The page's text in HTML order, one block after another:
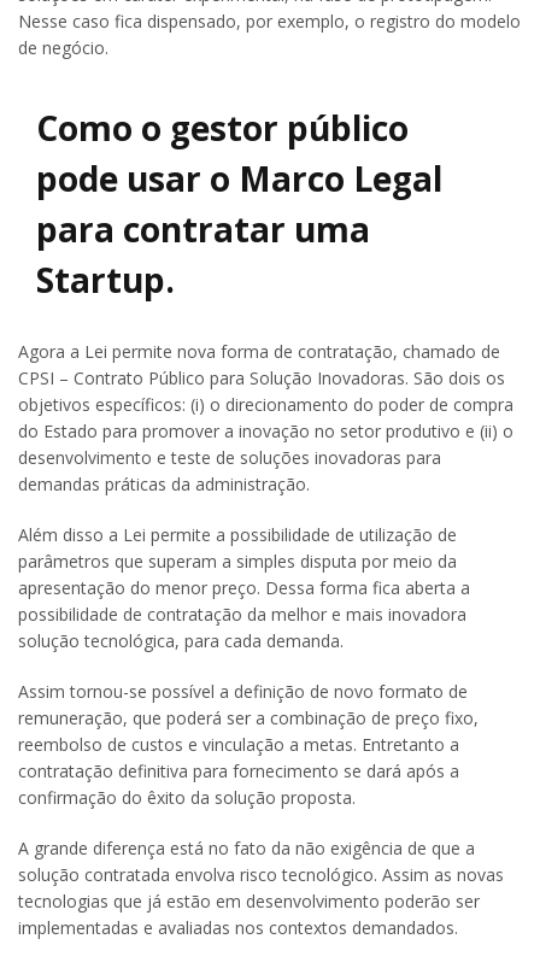
Nesse caso fica dispensado, por exemplo, o registro do modelo
de negócio.
Como o gestor público
pode usar o Marco Legal
para contratar uma
Startup.
Agora a Lei permite nova forma de contratação, chamado de
CPSI – Contrato Público para Solução Inovadoras. São dois os
objetivos específicos: (i) o direcionamento do poder de compra
do Estado para promover a inovação no setor produtivo e (ii) o
desenvolvimento e teste de soluções inovadoras para
demandas práticas da administração.
Além disso a Lei permite a possibilidade de utilização de
parâmetros que superam a simples disputa por meio da
apresentação do menor preço. Dessa forma fica aberta a
possibilidade de contratação da melhor e mais inovadora
solução tecnológica, para cada demanda.
Assim tornou-se possível a definição de novo formato de
remuneração, que poderá ser a combinação de preço fixo,
reembolso de custos e vinculação a metas. Entretanto a
contratação definitiva para fornecimento se dará após a
confirmação do êxito da solução proposta.
A grande diferença está no fato da não exigência de que a
solução contratada envolva risco tecnológico. Assim as novas
tecnologias que já estão em desenvolvimento poderão ser
implementadas e avaliadas nos contextos demandados.